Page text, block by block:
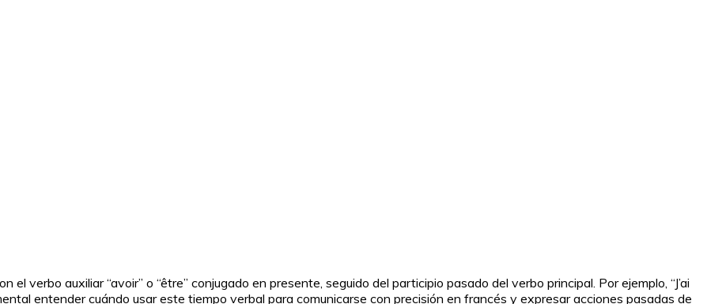
verbo auxiliar “avoir” o “être” conjugado en presente, seguido del participio pasado del verbo principal. Por ejemplo, “J’ai
entender cuándo usar este tiempo verbal para comunicarse con precisión en francés y expresar acciones pasadas de